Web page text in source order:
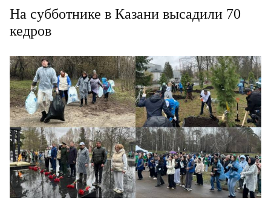
На субботнике в Казани высадили 70
кедров